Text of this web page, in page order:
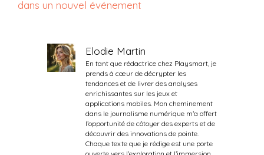
dans un nouvel événement
Elodie Martin
En tant que rédactrice chez Playsmart, je
prends à cœur de décrypter les
tendances et de livrer des analyses
enrichissantes sur les jeux et
applications mobiles. Mon cheminement
dans le journalisme numérique m’a offert
l’opportunité de côtoyer des experts et de
découvrir des innovations de pointe.
Chaque texte que je rédige est une porte
ouverte vers l’exploration et l’immersion